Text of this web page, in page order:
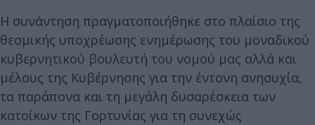
Η συνάντηση πραγματοποιήθηκε στο πλαίσιο της
θεσμικής υποχρέωσης ενημέρωσης του μοναδικού
κυβερνητικού βουλευτή του νομού μας αλλά και
μέλους της Κυβέρνησης για την έντονη ανησυχία,
τα παράπονα και τη μεγάλη δυσαρέσκεια των
κατοίκων της Γορτυνίας για τη συνεχώς